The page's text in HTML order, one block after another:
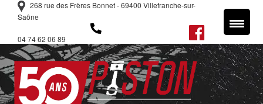
268 rue des Frères Bonnet - 69400 Villefranche-sur-
Saône
04 74 62 06 89